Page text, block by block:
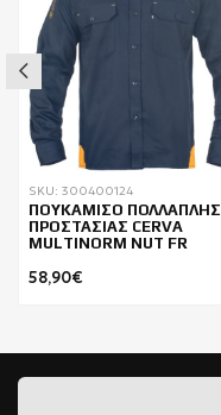
SKU: 300400124
ΠΟΥΚΑΜΙΣΟ ΠΟΛΛΑΠΛΗΣ
ΠΡΟΣΤΑΣΙΑΣ CERVA
MULTINORM NUT FR
58,90€